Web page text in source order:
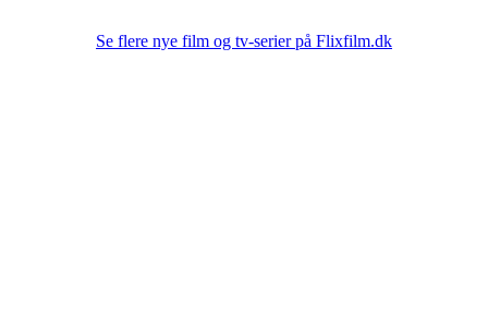
Se flere nye film og tv-serier på Flixfilm.dk